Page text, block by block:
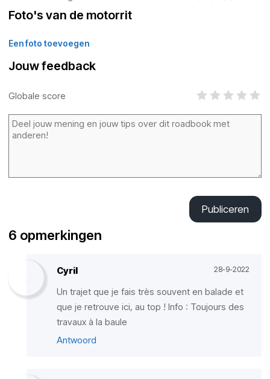
Foto's van de motorrit
Een foto toevoegen
Jouw feedback
Globale score
Publiceren
6 opmerkingen
Cyril 28-9-2022
Un trajet que je fais très souvent en balade et
que je retrouve ici, au top ! Info : Toujours des
travaux à la baule
Antwoord